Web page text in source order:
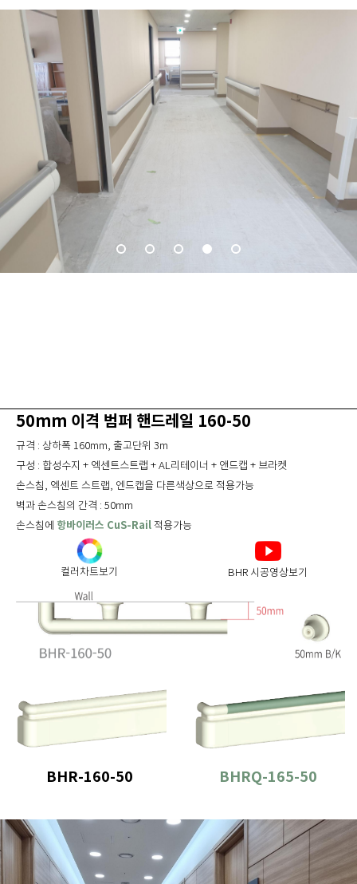
50mm 이격 범퍼 핸드레일 160-50
규격 : 상하폭 160mm, 출고단위 3m
구성 : 합성수지 + 엑센트스트랩 + AL리테이너 + 앤드캡 + 브라켓
손스침, 엑센트 스트랩, 엔드캡을 다른색상으로 적용가능
벽과 손스침의 간격 : 50mm
손스침에 항바이러스 CuS-Rail 적용가능
컬러차트보기 BHR 시공영상보기
BHR-160-50 BHRQ-165-50